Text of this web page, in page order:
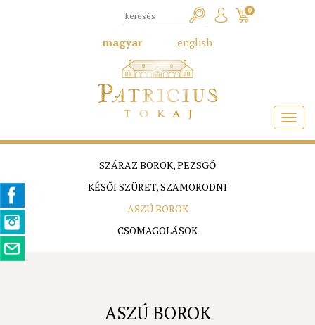
magyar english
0
SZÁRAZ BOROK, PEZSGŐ
KÉSŐI SZÜRET, SZAMORODNI
ASZÚ BOROK
CSOMAGOLÁSOK
ASZÚ BOROK